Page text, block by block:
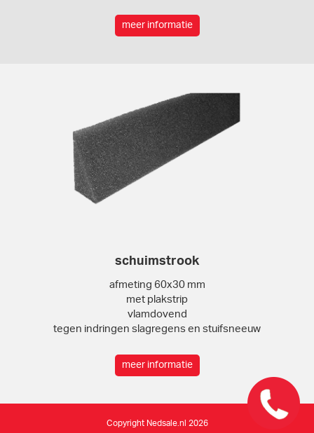
meer informatie
schuimstrook
afmeting 60x30 mm
met plakstrip
vlamdovend
tegen indringen slagregens en stuifsneeuw
meer informatie
Copyright Nedsale.nl 2026